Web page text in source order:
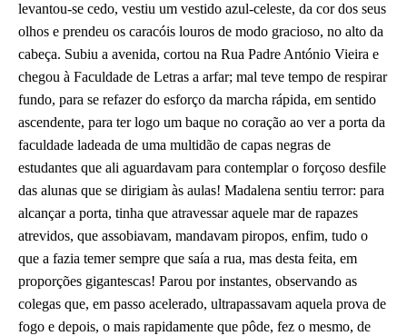
levantou-se cedo, vestiu um vestido azul-celeste, da cor dos seus
olhos e prendeu os caracóis louros de modo gracioso, no alto da
cabeça. Subiu a avenida, cortou na Rua Padre António Vieira e
chegou à Faculdade de Letras a arfar; mal teve tempo de respirar
fundo, para se refazer do esforço da marcha rápida, em sentido
ascendente, para ter logo um baque no coração ao ver a porta da
faculdade ladeada de uma multidão de capas negras de
estudantes que ali aguardavam para contemplar o forçoso desfile
das alunas que se dirigiam às aulas! Madalena sentiu terror: para
alcançar a porta, tinha que atravessar aquele mar de rapazes
atrevidos, que assobiavam, mandavam piropos, enfim, tudo o
que a fazia temer sempre que saía a rua, mas desta feita, em
proporções gigantescas! Parou por instantes, observando as
colegas que, em passo acelerado, ultrapassavam aquela prova de
fogo e depois, o mais rapidamente que pôde, fez o mesmo, de